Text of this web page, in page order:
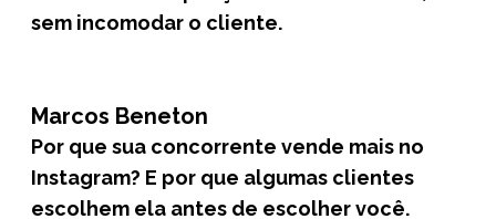
sem incomodar o cliente.
Marcos Beneton
Por que sua concorrente vende mais no
Instagram? E por que algumas clientes
escolhem ela antes de escolher você.